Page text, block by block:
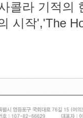
콜라 기적의
시작','The